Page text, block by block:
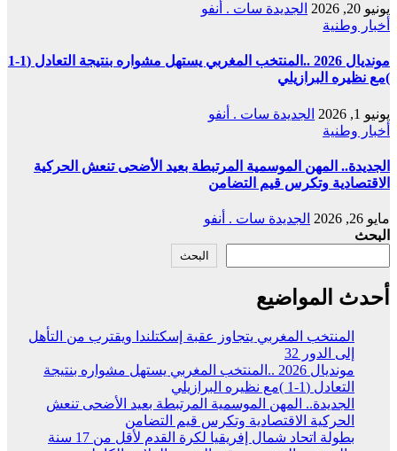
يونيو 20, 2026
الجديدة سات . أنفو
أخبار وطنية
مونديال 2026 ..المنتخب المغربي يستهل مشواره بنتيجة التعادل (1-1
)مع نظيره البرازيلي
يونيو 1, 2026
الجديدة سات . أنفو
أخبار وطنية
الجديدة.. المهن الموسمية المرتبطة بعيد الأضحى تنعش الحركية
الاقتصادية وتكرس قيم التضامن
مايو 26, 2026
الجديدة سات . أنفو
البحث
البحث
أحدث المواضيع
المنتخب المغربي يتجاوز عقبة إسكتلندا ويقترب من التأهل
إلى الدور 32
مونديال 2026 ..المنتخب المغربي يستهل مشواره بنتيجة
التعادل (1-1 )مع نظيره البرازيلي
الجديدة.. المهن الموسمية المرتبطة بعيد الأضحى تنعش
الحركية الاقتصادية وتكرس قيم التضامن
بطولة اتحاد شمال إفريقيا لكرة القدم لأقل من 17 سنة